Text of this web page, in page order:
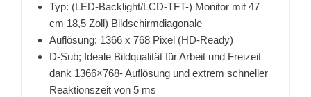
Typ: (LED-Backlight/LCD-TFT-) Monitor mit 47
cm 18,5 Zoll) Bildschirmdiagonale
Auflösung: 1366 x 768 Pixel (HD-Ready)
D-Sub; Ideale Bildqualität für Arbeit und Freizeit
dank 1366×768- Auflösung und extrem schneller
Reaktionszeit von 5 ms